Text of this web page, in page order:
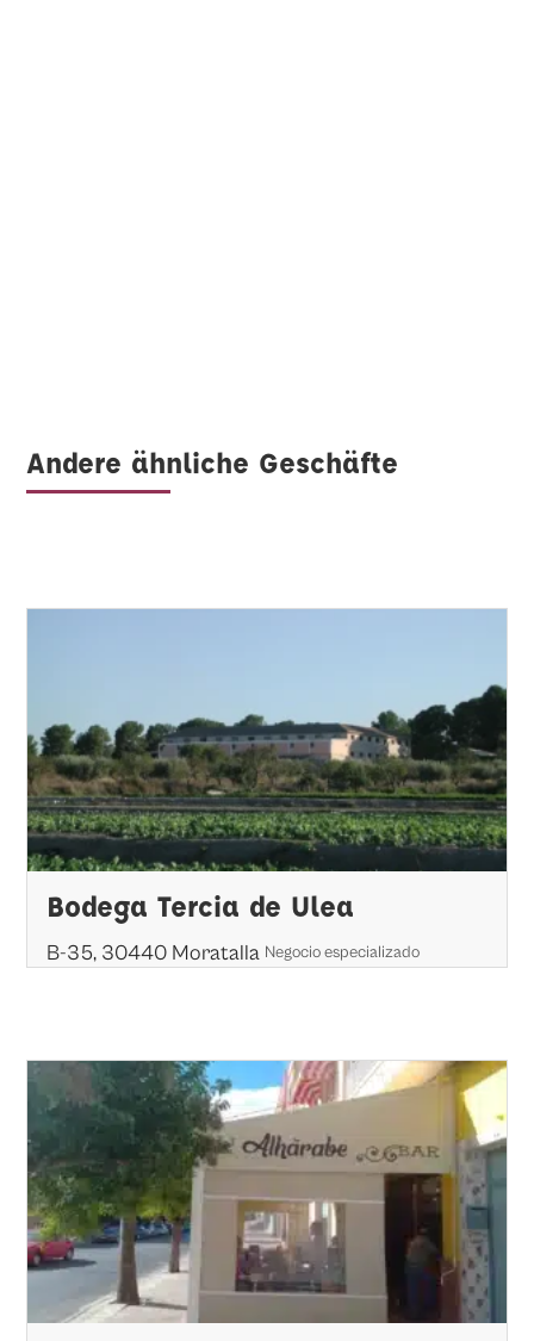
Andere ähnliche Geschäfte
Bodega Tercia de Ulea
B-35, 30440 Moratalla Negocio especializado